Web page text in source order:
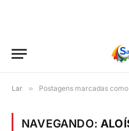
Lar » Postagens marcadas
NAVEGANDO: